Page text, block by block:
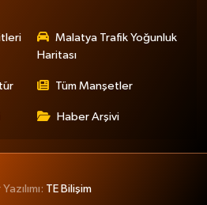
Malatya Trafik Yoğunluk
Haritası
Tüm Manşetler
Haber Arşivi
TE Bilişim